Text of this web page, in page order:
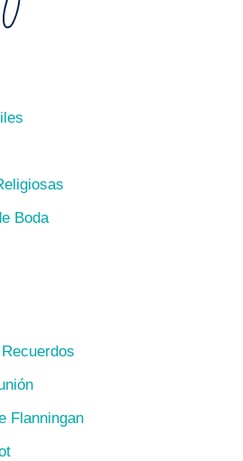
Boda
Flanningan